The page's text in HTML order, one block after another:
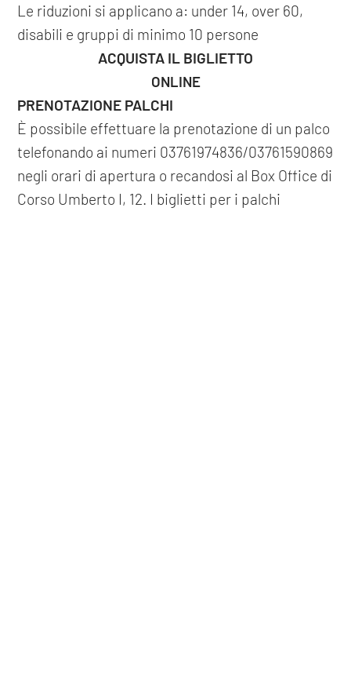
Le riduzioni si applicano a: under 14, over 60,
disabili e gruppi di minimo 10 persone
ACQUISTA IL BIGLIETTO
ONLINE
PRENOTAZIONE PALCHI
È possibile effettuare la prenotazione di un palco
telefonando ai numeri 03761974836/03761590869
negli orari di apertura o recandosi al Box Office di
Corso Umberto I, 12. I biglietti per i palchi